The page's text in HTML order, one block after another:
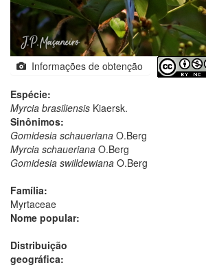
Informações de obtenção
Espécie:
Myrcia brasiliensis Kiaersk.
Sinônimos:
Gomidesia schaueriana O.Berg
Myrcia schaueriana O.Berg
Gomidesia swilldewiana O.Berg
Família:
Myrtaceae
Nome popular:
Distribuição
geográfica: